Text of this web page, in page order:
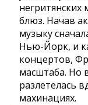
блюз. Начав
музыку
Нью-Йорк, и
концертов,
масштаба. Но
разлетелась
махинациях.